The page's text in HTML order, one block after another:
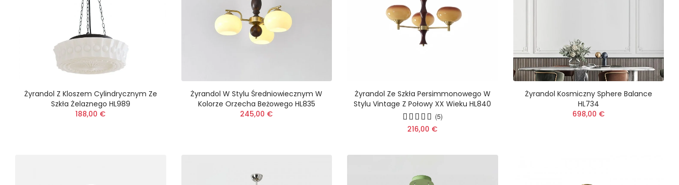
Żyrandol Z Kloszem Cylindrycznym Ze
Szkła Żelaznego HL989
188,00 €
Żyrandol W Stylu Średniowiecznym W
Kolorze Orzecha Beżowego HL835
245,00 €
Żyrandol Ze Szkła Persimmonowego W
Stylu Vintage Z Połowy XX Wieku HL840
(5)
216,00 €
Żyrandol Kosmiczny Sphere Balance
HL734
698,00 €